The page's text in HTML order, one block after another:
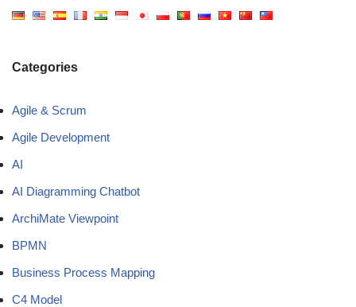
Categories
Agile & Scrum
Agile Development
AI
AI Diagramming Chatbot
ArchiMate Viewpoint
BPMN
Business Process Mapping
C4 Model